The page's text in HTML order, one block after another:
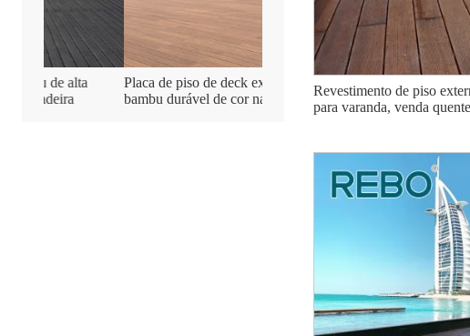
Placa de piso de deck externo de
bambu durável de cor natural
Piso de deck de terraço comprimido
de madeira de bambu
Revestimento de piso
para varanda, venda